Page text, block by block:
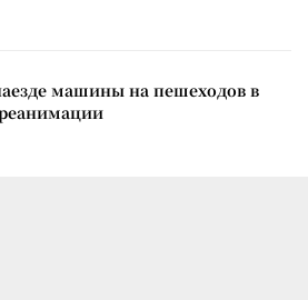
машины на пешеходов в